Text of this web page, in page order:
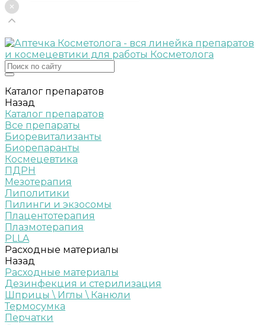
Каталог препаратов
Назад
Каталог препаратов
Все препараты
Биоревитализанты
Биорепаранты
Космецевтика
ПДРН
Мезотерапия
Липолитики
Пилинги и экзосомы
Плацентотерапия
Плазмотерапия
PLLA
Расходные материалы
Назад
Расходные материалы
Дезинфекция и стерилизация
Шприцы \ Иглы \ Канюли
Термосумка
Перчатки